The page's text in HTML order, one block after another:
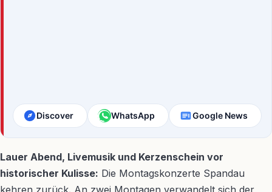
Discover WhatsApp Google News
Lauer Abend, Livemusik und Kerzenschein vor
historischer Kulisse: Die Montagskonzerte Spandau
kehren zurück. An zwei Montagen verwandelt sich der